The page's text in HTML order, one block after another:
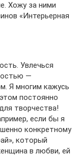
Хожу за ними
«Интерьерная
Увлечься
—
Я многим кажусь
постоянно
творчества!
если бы я
конкретному
который
в любви, ей